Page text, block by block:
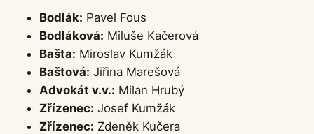
Bodlák: Pavel Fous
Bodláková: Miluše Kačerová
Bašta: Miroslav Kumžák
Baštová: Jiřina Marešová
Advokát v.v.: Milan Hrubý
Zřízenec: Josef Kumžák
Zřízenec: Zdeněk Kučera